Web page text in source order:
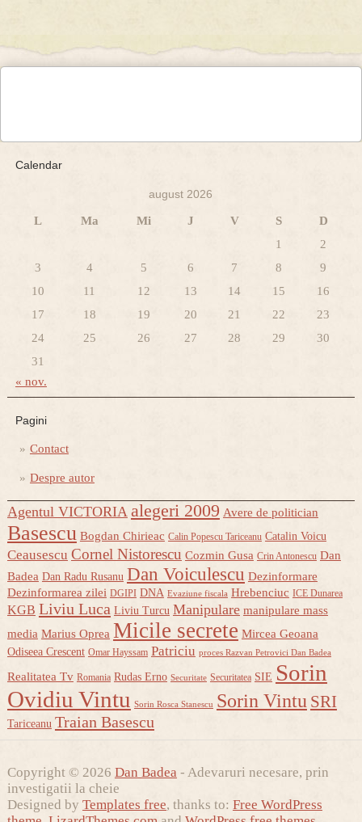
Calendar
august 2026
L Ma Mi J V S
D
1
2
3
4 5 6 7 8
9
10
11 12 13 14 15
16
17
18 19 20 21 22
23
24
25 26 27 28 29
30
31
« nov.
Pagini
Contact
Despre autor
Agentul VICTORIA alegeri 2009 Avere de politician
Basescu Bogdan Chirieac Calin Popescu Tariceanu Catalin Voicu
Ceausescu Cornel Nistorescu Cozmin Gusa Crin Antonescu Dan
Badea Dan Radu Rusanu Dan Voiculescu Dezinformare
Dezinformarea zilei DGIPI DNA Evaziune fiscala Hrebenciuc ICE Dunarea
KGB Liviu Luca Liviu Turcu Manipulare manipulare mass
media Marius Oprea Micile secrete Mircea Geoana
Odiseea Crescent Omar Hayssam Patriciu proces Razvan Petrovici Dan Badea
Realitatea Tv Romania Rudas Erno Securitate Securitatea SIE Sorin
Ovidiu Vintu Sorin Rosca Stanescu Sorin Vintu SRI
Tariceanu Traian Basescu
Copyright © 2026 Dan Badea - Adevaruri necesare, prin
investigatii la cheie
Designed by Templates free, thanks to: Free WordPress